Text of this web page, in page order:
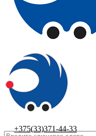
+375(33)371-44-33